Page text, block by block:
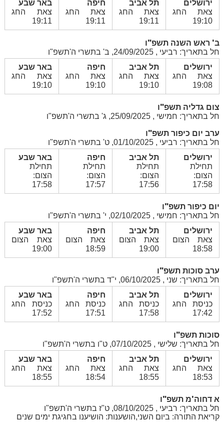
ירושלים
צאת החג
19:10
תל אביב
צאת החג
19:11
חיפה
צאת החג
19:11
באר שבע
צאת החג
19:11
ב' ראש השנה תשפ"ו
חל בתאריך: רביעי , 24/09/2025, ב' בתשרי ה'תשפ"ו
ירושלים
צאת החג
19:08
תל אביב
צאת החג
19:10
חיפה
צאת החג
19:10
באר שבע
צאת החג
19:10
צום גדליה תשפ"ו
חל בתאריך: חמישי , 25/09/2025, ג' בתשרי ה'תשפ"ו
ערב יום כיפור תשפ"ו
חל בתאריך: רביעי , 01/10/2025, ט' בתשרי ה'תשפ"ו
ירושלים
תחילת
הצום:
17:58
תל אביב
תחילת
הצום:
17:56
חיפה
תחילת
הצום:
17:57
באר שבע
תחילת
הצום:
17:58
יום כיפור תשפ"ו
חל בתאריך: חמישי , 02/10/2025, י' בתשרי ה'תשפ"ו
ירושלים
צאת הצום
18:58
תל אביב
צאת הצום
19:00
חיפה
צאת הצום
18:59
באר שבע
צאת הצום
19:00
ערב סוכות תשפ"ו
חל בתאריך: שני , 06/10/2025, י"ד בתשרי ה'תשפ"ו
ירושלים
כניסת החג
17:42
תל אביב
כניסת החג
17:58
חיפה
כניסת החג
17:51
באר שבע
כניסת החג
17:52
סוכות תשפ"ו
חל בתאריך: שלישי , 07/10/2025, ט"ו בתשרי ה'תשפ"ו
ירושלים
צאת החג
18:53
תל אביב
צאת החג
18:55
חיפה
צאת החג
18:54
באר שבע
צאת החג
18:55
א דחוה'מ תשפ"ו
חל בתאריך: רביעי , 08/10/2025, ט"ז בתשרי ה'תשפ"ו
קריאת התורה: ביום השני,הושענות: הושיענו בחגיגת ימים שנים